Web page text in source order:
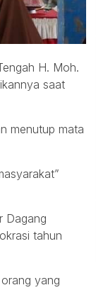
H. Moh.
saat
menutup mata
Dagang
tahun
yang